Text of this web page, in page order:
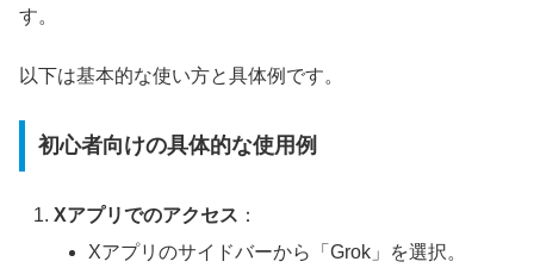
す。
以下は基本的な使い方と具体例です。
初心者向けの具体的な使用例
Xアプリでのアクセス ：
Xアプリのサイドバーから「Grok」を選択。